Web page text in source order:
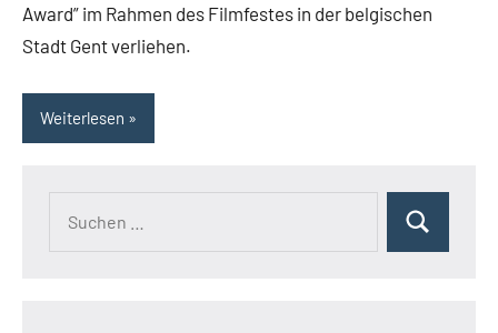
Award” im Rahmen des Filmfestes in der belgischen
Stadt Gent verliehen.
Weiterlesen
Suchen